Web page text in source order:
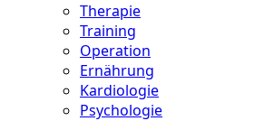
Therapie
Training
Operation
Ernährung
Kardiologie
Psychologie